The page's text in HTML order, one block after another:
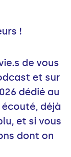
!
de vous
et sur
dédié au
écouté, déjà
et si vous
dont on